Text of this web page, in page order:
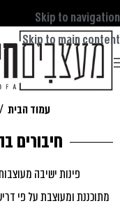
Skip to navigation
Skip to main content
עמוד הבית /
חיבורים
פינות ישיבה
מתוכננת ומעוצבת על פי